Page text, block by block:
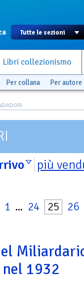
Libri collezionismo
Per collana Per autore
più
1 ... 24 25 26
1932